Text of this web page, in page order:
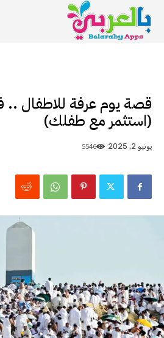
قصة يوم عرفة للاطفال
(استثمر مع طفلك)
يونيو 2, 2025 5546